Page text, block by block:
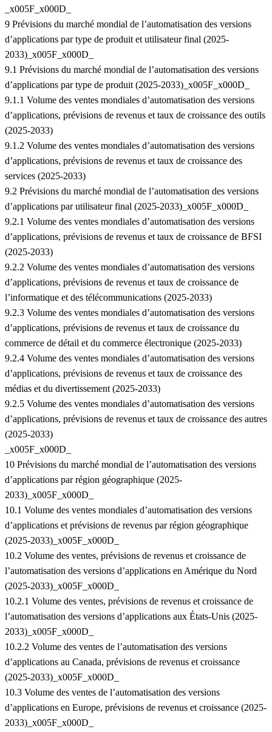
_x005F_x000D_
9 Prévisions du marché mondial de l’automatisation des versions
d’applications par type de produit et utilisateur final (2025-
2033)_x005F_x000D_
9.1 Prévisions du marché mondial de l’automatisation des versions
d’applications par type de produit (2025-2033)_x005F_x000D_
9.1.1 Volume des ventes mondiales d’automatisation des versions
d’applications, prévisions de revenus et taux de croissance des outils
(2025-2033)
9.1.2 Volume des ventes mondiales d’automatisation des versions
d’applications, prévisions de revenus et taux de croissance des
services (2025-2033)
9.2 Prévisions du marché mondial de l’automatisation des versions
d’applications par utilisateur final (2025-2033)_x005F_x000D_
9.2.1 Volume des ventes mondiales d’automatisation des versions
d’applications, prévisions de revenus et taux de croissance de BFSI
(2025-2033)
9.2.2 Volume des ventes mondiales d’automatisation des versions
d’applications, prévisions de revenus et taux de croissance de
l’informatique et des télécommunications (2025-2033)
9.2.3 Volume des ventes mondiales d’automatisation des versions
d’applications, prévisions de revenus et taux de croissance du
commerce de détail et du commerce électronique (2025-2033)
9.2.4 Volume des ventes mondiales d’automatisation des versions
d’applications, prévisions de revenus et taux de croissance des
médias et du divertissement (2025-2033)
9.2.5 Volume des ventes mondiales d’automatisation des versions
d’applications, prévisions de revenus et taux de croissance des autres
(2025-2033)
_x005F_x000D_
10 Prévisions du marché mondial de l’automatisation des versions
d’applications par région géographique (2025-
2033)_x005F_x000D_
10.1 Volume des ventes mondiales d’automatisation des versions
d’applications et prévisions de revenus par région géographique
(2025-2033)_x005F_x000D_
10.2 Volume des ventes, prévisions de revenus et croissance de
l’automatisation des versions d’applications en Amérique du Nord
(2025-2033)_x005F_x000D_
10.2.1 Volume des ventes, prévisions de revenus et croissance de
l’automatisation des versions d’applications aux États-Unis (2025-
2033)_x005F_x000D_
10.2.2 Volume des ventes de l’automatisation des versions
d’applications au Canada, prévisions de revenus et croissance
(2025-2033)_x005F_x000D_
10.3 Volume des ventes de l’automatisation des versions
d’applications en Europe, prévisions de revenus et croissance (2025-
2033)_x005F_x000D_